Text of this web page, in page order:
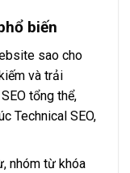
biến
sao cho
và trải
tổng thể,
Technical SEO,
nhóm từ khóa